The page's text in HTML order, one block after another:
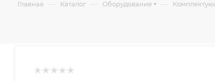
Главная — Каталог — Оборудование —